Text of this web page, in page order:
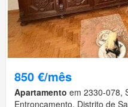
850 €/mês
Apartamento em 2330-078,
Entroncamento, Distrito de